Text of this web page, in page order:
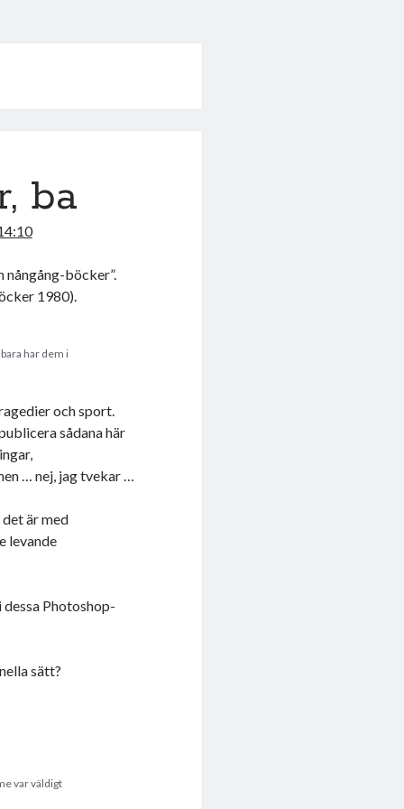
ba
nångång-böcker”.
1980).
har dem i
och sport.
sådana här
… nej, jag tvekar …
är med
levande
Photoshop-
sätt?
var väldigt